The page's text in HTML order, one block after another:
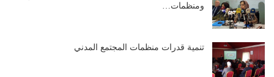
ومنظمات…
تنمية قدرات منظمات المجتمع المدني